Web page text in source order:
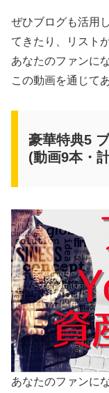
ぜひブログも活用
てきたり、リスト
あなたのファンに
この動画を通じて
豪華特典5
(動画9本・
あなたのファンに